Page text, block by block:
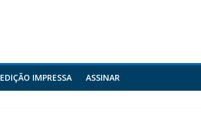
EDIÇÃO IMPRESSA ASSINAR